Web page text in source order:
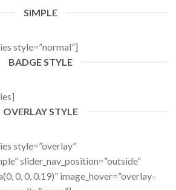
SIMPLE
style=”normal”]
BADGE STYLE
OVERLAY STYLE
style=”overlay”
slider_nav_position=”outside”
0, 0, 0.19)” image_hover=”overlay-